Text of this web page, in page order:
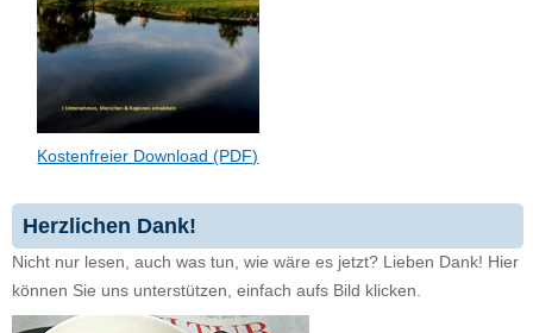
Kostenfreier Download (PDF)
Herzlichen Dank!
Nicht nur lesen, auch was tun, wie wäre es jetzt? Lieben Dank! Hier
können Sie uns unterstützen, einfach aufs Bild klicken.